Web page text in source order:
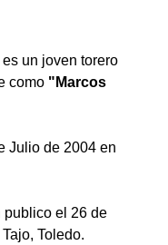
es un joven torero
como "Marcos
Julio de 2004 en
publico el 26 de
Toledo.